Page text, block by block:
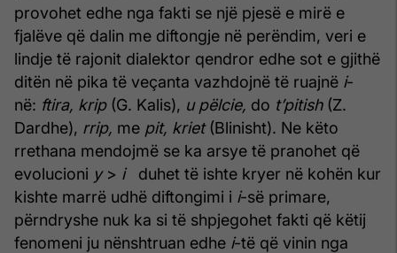
provohet edhe nga fakti se një pjesë e mirë e
fjalëve që dalin me diftongje në perëndim, veri e
lindje të rajonit dialektor qendror edhe sot e gjithë
ditën në pika të veçanta vazhdojnë të ruajnë i-
në: ftira, krip (G. Kalis), u pëlcie, do t’pitish (Z.
Dardhe), rrip, me pit, kriet (Blinisht). Ne këto
rrethana mendojmë se ka arsye të pranohet që
evolucioni y> i duhet të ishte kryer në kohën kur
kishte marrë udhë diftongimi i i-së primare,
përndryshe nuk ka si të shpjegohet fakti që këtij
fenomeni ju nënshtruan edhe i-të që vinin nga